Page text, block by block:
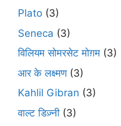
Plato (3)
Seneca (3)
विलियम सोमरसेट मोग़म (3)
आर के लक्ष्मण(3)
Kahlil Gibran (3)
वाल्ट डिज़्नी (3)